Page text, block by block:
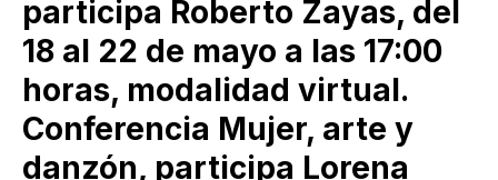
participa Roberto Zayas, del
18 al 22 de mayo a las 17:00
horas, modalidad virtual.
Conferencia Mujer, arte y
danzón, participa Lorena